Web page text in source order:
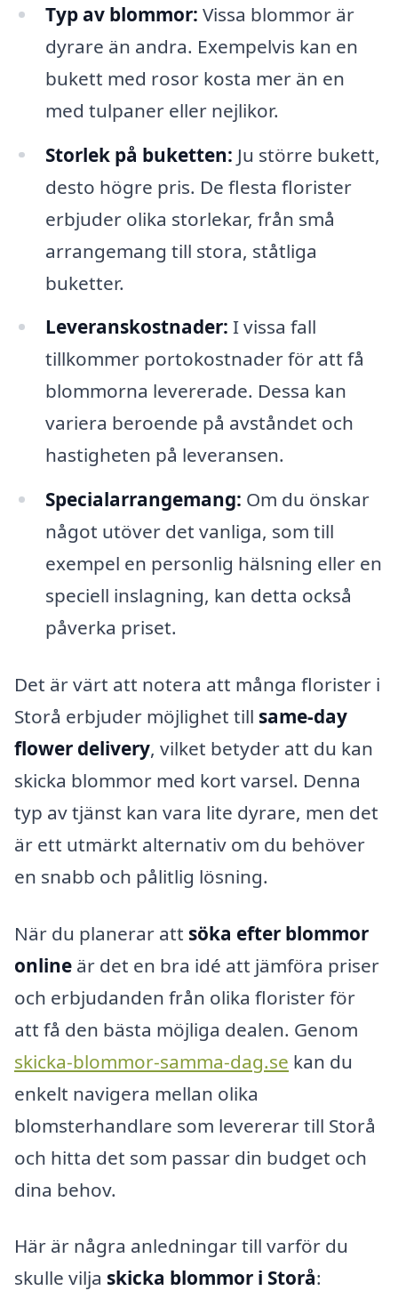
Typ av blommor: Vissa blommor är
dyrare än andra. Exempelvis kan en
bukett med rosor kosta mer än en
med tulpaner eller nejlikor.
Storlek på buketten: Ju större bukett,
desto högre pris. De flesta florister
erbjuder olika storlekar, från små
arrangemang till stora, ståtliga
buketter.
Leveranskostnader: I vissa fall
tillkommer portokostnader för att få
blommorna levererade. Dessa kan
variera beroende på avståndet och
hastigheten på leveransen.
Specialarrangemang: Om du önskar
något utöver det vanliga, som till
exempel en personlig hälsning eller en
speciell inslagning, kan detta också
påverka priset.
Det är värt att notera att många florister i
Storå erbjuder möjlighet till same-day
flower delivery, vilket betyder att du kan
skicka blommor med kort varsel. Denna
typ av tjänst kan vara lite dyrare, men det
är ett utmärkt alternativ om du behöver
en snabb och pålitlig lösning.
När du planerar att söka efter blommor
online är det en bra idé att jämföra priser
och erbjudanden från olika florister för
att få den bästa möjliga dealen. Genom
skicka-blommor-samma-dag.se kan du
enkelt navigera mellan olika
blomsterhandlare som levererar till Storå
och hitta det som passar din budget och
dina behov.
Här är några anledningar till varför du
skulle vilja skicka blommor i Storå: